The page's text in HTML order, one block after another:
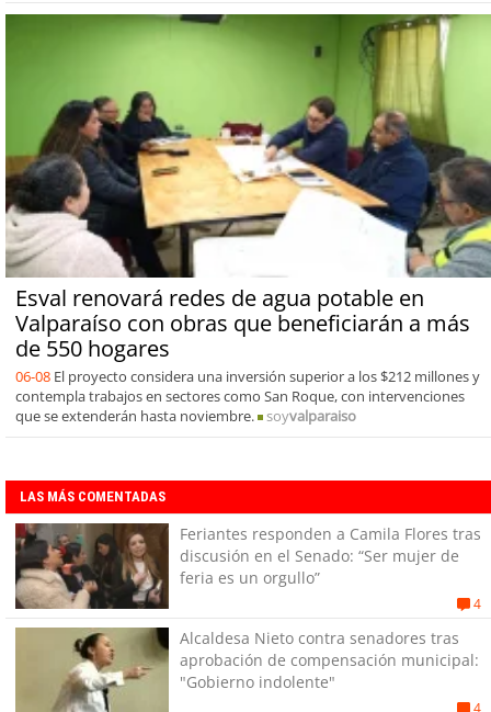
Esval renovará redes de agua potable en
Valparaíso con obras que beneficiarán a más
de 550 hogares
06-08 El proyecto considera una inversión superior a los $212 millones y
contempla trabajos en sectores como San Roque, con intervenciones
que se extenderán hasta noviembre.
soyvalparaiso
LAS MÁS COMENTADAS
Feriantes responden a Camila Flores tras
discusión en el Senado: “Ser mujer de
feria es un orgullo”
4
Alcaldesa Nieto contra senadores tras
aprobación de compensación municipal:
"Gobierno indolente"